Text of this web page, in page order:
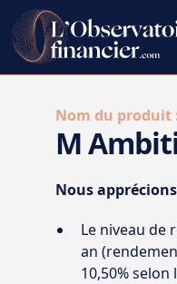
Nom du produit
M
Nous
Le niveau de
an
10,50%